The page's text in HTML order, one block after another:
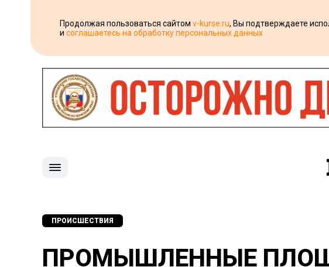
Продолжая пользоваться сайтом v-kurse.ru, Вы подтверждаете
и соглашаетесь на обработку персональных данных
ПРОИСШЕСТВИЯ
ПРОМЫШЛЕННЫЕ